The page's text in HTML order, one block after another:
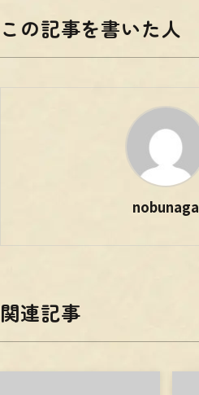
この記事を書いた人
nobunaga
関連記事